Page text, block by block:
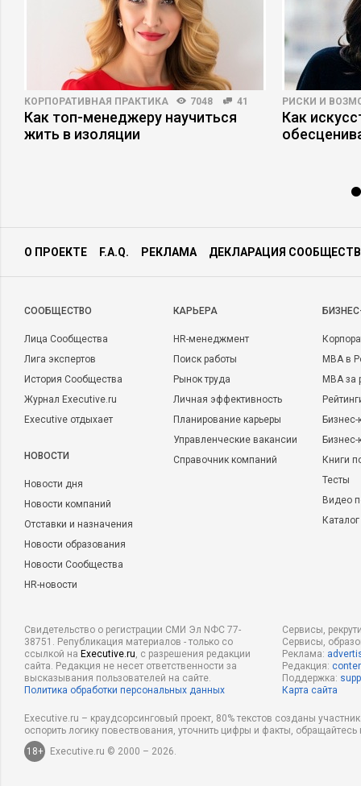
КОРПОРАТИВНАЯ ПРАКТИКА 7048 41
Как топ-менеджеру научиться
жить в изоляции
РИСКИ И
Как
О ПРОЕКТЕ F.A.Q. РЕКЛАМА ДЕКЛАРАЦИЯ
CООБЩЕСТВО
Лица Сообщества
Лига экспертов
История Сообщества
Журнал Executive.ru
Executive отдыхает
НОВОСТИ
Новости дня
Новости компаний
Отставки и назначения
Новости образования
Новости Сообщества
HR-новости
КАРЬЕРА
HR-менеджмент
Поиск работы
Рынок труда
Личная эффективность
Планирование карьеры
Управленческие вакансии
Справочник компаний
MBA в
MBA
Бизнес-
Книги
Тесты
Видео
Свидетельство о регистрации СМИ Эл NФС 77-
38751. Републикация материалов - только со
ссылкой на Executive.ru, с разрешения редакции
сайта. Редакция не несет ответственности за
высказывания пользователей на сайте.
Политика обработки персональных данных
Сервисы,
Сервисы,
Реклама:
Редакция:
Поддержка:
Карта сайта
Executive.ru – краудсорсинговый проект, 80% текстов созданы
оспорить логику повествования, уточнить цифры и факты,
18+
Executive.ru © 2000 – 2026.